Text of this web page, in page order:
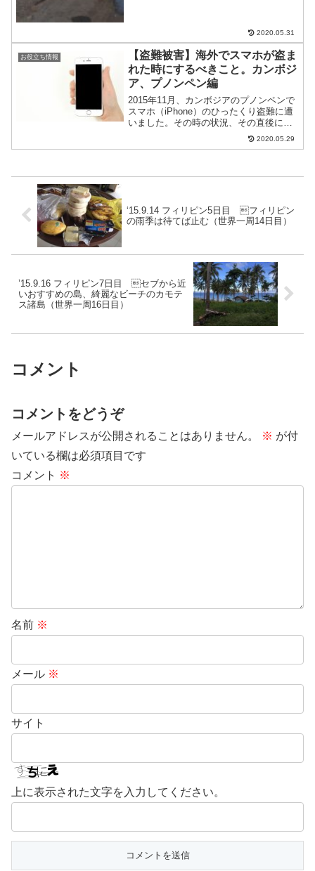
2020.05.31
お役立ち情報
【盗難被害】海外でスマホが盗ま
れた時にするべきこと。カンボジ
ア、プノンペン編
2015年11月、カンボジアのプノンペンで
スマホ（iPhone）のひったくり盗難に遭
いました。その時の状況、その直後にし
たこと、海外旅行保険の申請のしかたに
ついて、すべきことをまとめました。海
2020.05.29
‘15.9.14 フィリピン5日目 フィリピン︎
の雨季は待てば止む︎（世界一周14日目）
’15.9.16 フィリピン7日目 セブから近
いおすすめの島、綺麗なビーチのカモテ
ス諸島（世界一周16日目）
コメント
コメントをどうぞ
メールアドレスが公開されることはありません。 ※ が付
いている欄は必須項目です
コメント ※
名前 ※
メール ※
サイト
上に表示された文字を入力してください。